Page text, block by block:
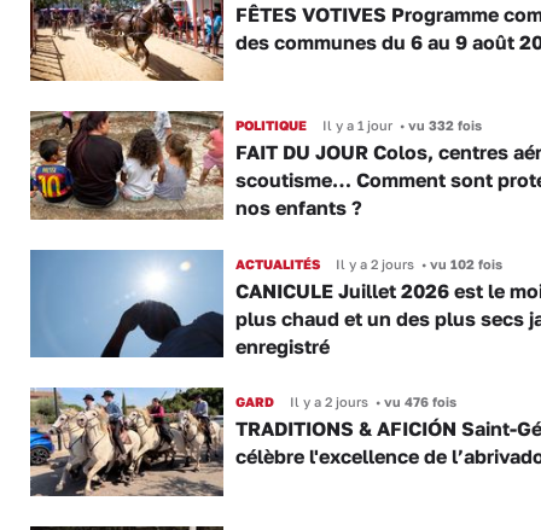
FÊTES VOTIVES Programme
des communes du 6 au 9 août
POLITIQUE Il y a 1 jour •vu 332 fois
FAIT DU JOUR Colos, centres
scoutisme… Comment sont
nos enfants ?
ACTUALITÉS Il y a 2 jours •vu 102 fois
CANICULE Juillet 2026 est le
plus chaud et un des plus secs
enregistré
GARD Il y a 2 jours •vu 476 fois
TRADITIONS & AFICIÓN Saint-
célèbre l'excellence de